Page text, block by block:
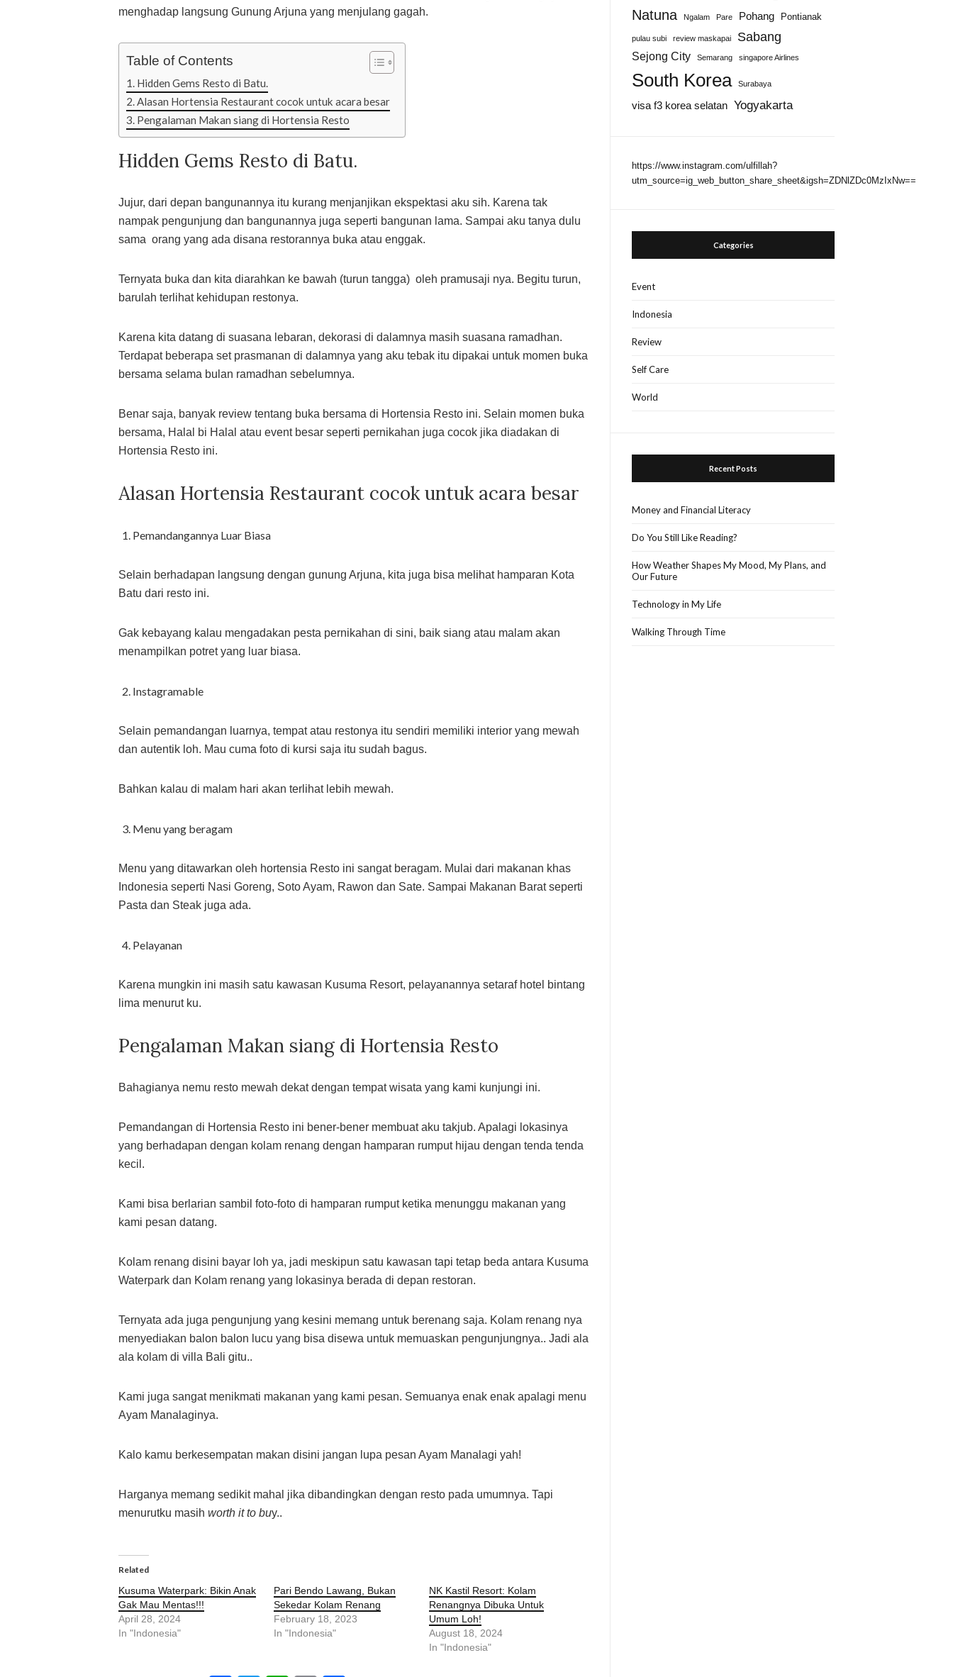
menghadap langsung Gunung Arjuna yang menjulang gagah.
Table of Contents
Hidden Gems Resto di Batu.
Alasan Hortensia Restaurant cocok untuk acara besar
Pengalaman Makan siang di Hortensia Resto
Hidden Gems Resto di Batu.
Jujur, dari depan bangunannya itu kurang menjanjikan ekspektasi aku sih. Karena tak
nampak pengunjung dan bangunannya juga seperti bangunan lama. Sampai aku tanya dulu
sama orang yang ada disana restorannya buka atau enggak.
Ternyata buka dan kita diarahkan ke bawah (turun tangga) oleh pramusaji nya. Begitu turun,
barulah terlihat kehidupan restonya.
Karena kita datang di suasana lebaran, dekorasi di dalamnya masih suasana ramadhan.
Terdapat beberapa set prasmanan di dalamnya yang aku tebak itu dipakai untuk momen buka
bersama selama bulan ramadhan sebelumnya.
Benar saja, banyak review tentang buka bersama di Hortensia Resto ini. Selain momen buka
bersama, Halal bi Halal atau event besar seperti pernikahan juga cocok jika diadakan di
Hortensia Resto ini.
Alasan Hortensia Restaurant cocok untuk acara besar
Pemandangannya Luar Biasa
Selain berhadapan langsung dengan gunung Arjuna, kita juga bisa melihat hamparan Kota
Batu dari resto ini.
Gak kebayang kalau mengadakan pesta pernikahan di sini, baik siang atau malam akan
menampilkan potret yang luar biasa.
Instagramable
Selain pemandangan luarnya, tempat atau restonya itu sendiri memiliki interior yang mewah
dan autentik loh. Mau cuma foto di kursi saja itu sudah bagus.
Bahkan kalau di malam hari akan terlihat lebih mewah.
Menu yang beragam
Menu yang ditawarkan oleh hortensia Resto ini sangat beragam. Mulai dari makanan khas
Indonesia seperti Nasi Goreng, Soto Ayam, Rawon dan Sate. Sampai Makanan Barat seperti
Pasta dan Steak juga ada.
Pelayanan
Karena mungkin ini masih satu kawasan Kusuma Resort, pelayanannya setaraf hotel bintang
lima menurut ku.
Pengalaman Makan siang di Hortensia Resto
Bahagianya nemu resto mewah dekat dengan tempat wisata yang kami kunjungi ini.
Pemandangan di Hortensia Resto ini bener-bener membuat aku takjub. Apalagi lokasinya
yang berhadapan dengan kolam renang dengan hamparan rumput hijau dengan tenda tenda
kecil.
Kami bisa berlarian sambil foto-foto di hamparan rumput ketika menunggu makanan yang
kami pesan datang.
Kolam renang disini bayar loh ya, jadi meskipun satu kawasan tapi tetap beda antara Kusuma
Waterpark dan Kolam renang yang lokasinya berada di depan restoran.
Ternyata ada juga pengunjung yang kesini memang untuk berenang saja. Kolam renang nya
menyediakan balon balon lucu yang bisa disewa untuk memuaskan pengunjungnya.. Jadi ala
ala kolam di villa Bali gitu..
Kami juga sangat menikmati makanan yang kami pesan. Semuanya enak enak apalagi menu
Ayam Manalaginya.
Kalo kamu berkesempatan makan disini jangan lupa pesan Ayam Manalagi yah!
Harganya memang sedikit mahal jika dibandingkan dengan resto pada umumnya. Tapi
menurutku masih worth it to buy..
Related
Kusuma Waterpark: Bikin Anak
Gak Mau Mentas!!!
April 28, 2024
In "Indonesia"
Pari Bendo Lawang, Bukan
Sekedar Kolam Renang
February 18, 2023
In "Indonesia"
NK Kastil Resort: Kolam
Renangnya Dibuka Untuk
Umum Loh!
August 18, 2024
In "Indonesia"
Natuna Ngalam Pare Pohang Pontianak
pulau subi review maskapai Sabang
Sejong City Semarang singapore Airlines
South Korea Surabaya
visa f3 korea selatan Yogyakarta
https://www.instagram.com/ulfillah?
utm_source=ig_web_button_share_sheet&igsh=ZDNlZDc0MzIxNw==
Categories
Event
Indonesia
Review
Self Care
World
Recent Posts
Money and Financial Literacy
Do You Still Like Reading?
How Weather Shapes My Mood, My Plans, and
Our Future
Technology in My Life
Walking Through Time